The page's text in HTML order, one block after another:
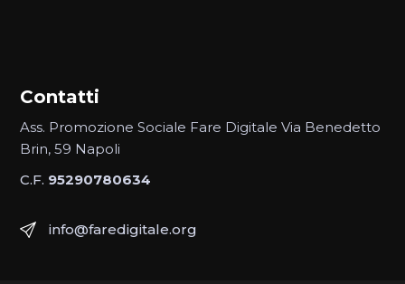
Contatti
Ass. Promozione Sociale Fare Digitale Via Benedetto
Brin, 59 Napoli
C.F. 95290780634
info@faredigitale.org